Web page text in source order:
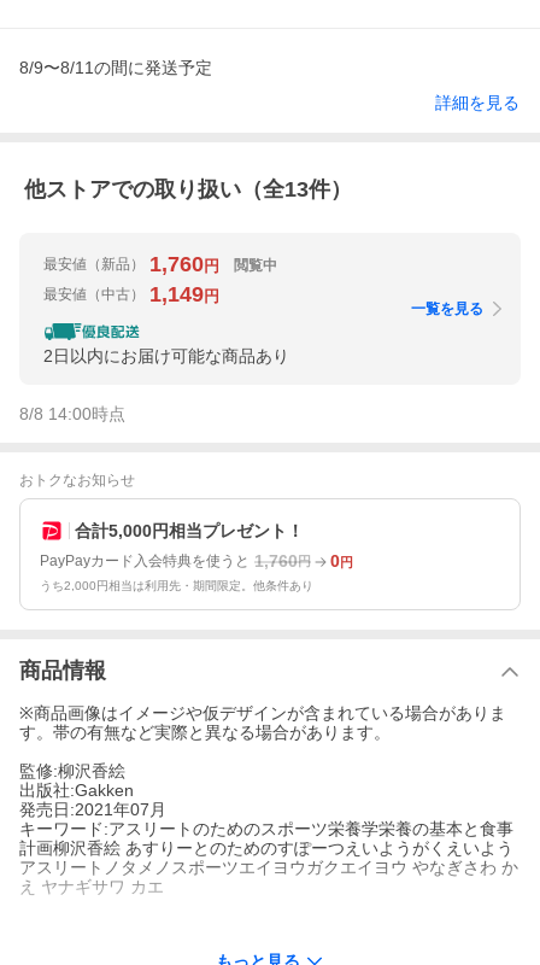
8/9〜8/11の間に発送予定
詳細を見る
他ストアでの取り扱い（全13件）
最安値 （新品） 1,760円
閲覧中
最安値 （中古） 1,149円
2日以内にお届け可能な商品あり
一覧を見る
8/8 14:00時点
おトクなお知らせ
合計5,000円相当プレゼント！
PayPayカード入会特典を使うと 1,760円 0円
うち2,000円相当は利用先・期間限定。他条件あり
商品情報
※商品画像はイメージや仮デザインが含まれている場合がありま
す。帯の有無など実際と異なる場合があります。
監修:柳沢香絵
出版社:Gakken
発売日:2021年07月
キーワード:アスリートのためのスポーツ栄養学栄養の基本と食事
計画柳沢香絵 あすりーとのためのすぽーつえいようがくえいよう
アスリートノタメノスポーツエイヨウガクエイヨウ やなぎさわ か
え ヤナギサワ カエ